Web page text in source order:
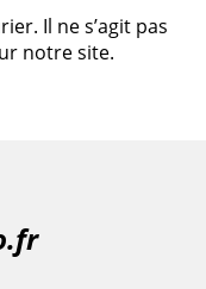
Il ne s’agit pas
notre site.